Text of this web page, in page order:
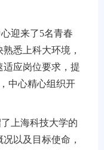
迎来了5名青春
悉上科大环境，
适应岗位要求，提
中心精心组织开
上海科技大学的
以及目标使命，